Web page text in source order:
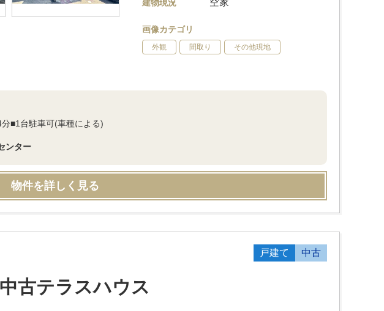
建物現況 空家
画像カテゴリ
外観 間取り その他現地
■1台駐車可(車種による)
ンター
物件を詳しく見る
戸建て 中古
古テラスハウス